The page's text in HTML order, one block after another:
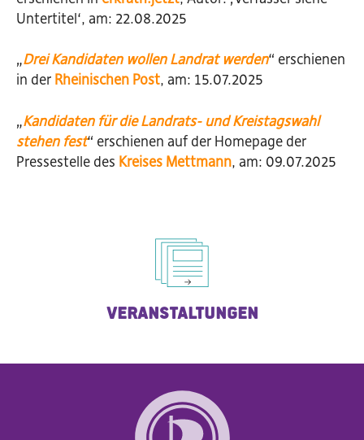
Untertitel‘, am: 22.08.2025
„Drei Kandidaten wollen Landrat werden“ erschienen
in der Rheinischen Post, am: 15.07.2025
„Kandidaten für die Landrats- und Kreistagswahl
stehen fest“ erschienen auf der Homepage der
Pressestelle des Kreises Mettmann, am: 09.07.2025
Veranstaltungen